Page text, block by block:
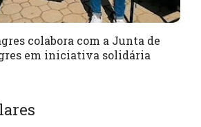
colabora com a Junta de
em iniciativa solidária